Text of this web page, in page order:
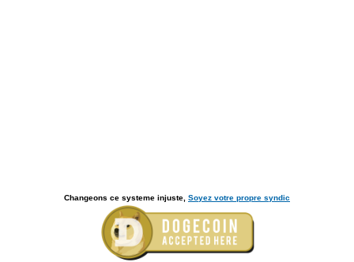
Changeons ce systeme injuste, Soyez votre propre syndic